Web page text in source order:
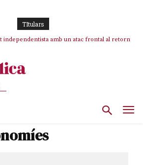
TItulars
independentista amb un atac frontal al retorn
la transparència del seu retorn i manté el pols